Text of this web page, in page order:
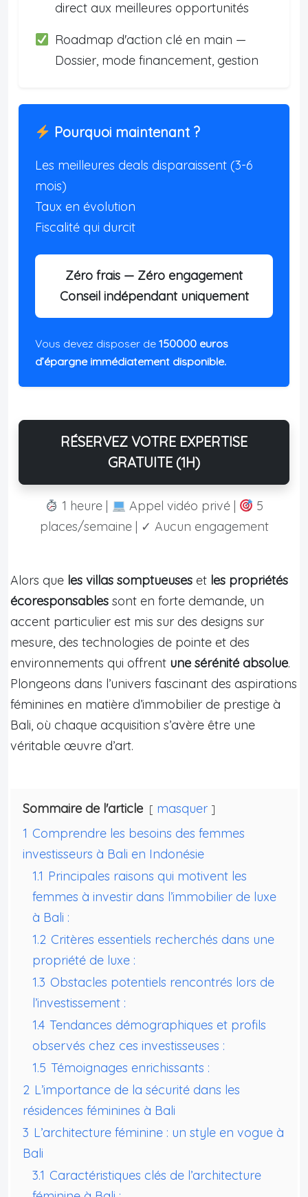
direct aux meilleures opportunités
Roadmap d'action clé en main —
Dossier, mode financement, gestion
Pourquoi maintenant ?
Les meilleures deals disparaissent (3-6
mois)
Taux en évolution
Fiscalité qui durcit
Zéro frais — Zéro engagement
Conseil indépendant uniquement
Vous devez disposer de 150000 euros
d’épargne immédiatement disponible.
RÉSERVEZ VOTRE EXPERTISE
GRATUITE (1H)
1 heure | Appel vidéo privé |
5
places/semaine | ✓ Aucun engagement
Alors que les villas somptueuses et les propriétés
écoresponsables sont en forte demande, un
accent particulier est mis sur des designs sur
mesure, des technologies de pointe et des
environnements qui offrent une sérénité absolue.
Plongeons dans l’univers fascinant des aspirations
féminines en matière d’immobilier de prestige à
Bali, où chaque acquisition s’avère être une
véritable œuvre d’art.
Sommaire de l'article
masquer
1 Comprendre les besoins des femmes
investisseurs à Bali en Indonésie
1.1 Principales raisons qui motivent les
femmes à investir dans l’immobilier de luxe
à Bali :
1.2 Critères essentiels recherchés dans une
propriété de luxe :
1.3 Obstacles potentiels rencontrés lors de
l’investissement :
1.4 Tendances démographiques et profils
observés chez ces investisseuses :
1.5 Témoignages enrichissants :
2 L’importance de la sécurité dans les
résidences féminines à Bali
3 L’architecture féminine : un style en vogue à
Bali
3.1 Caractéristiques clés de l’architecture